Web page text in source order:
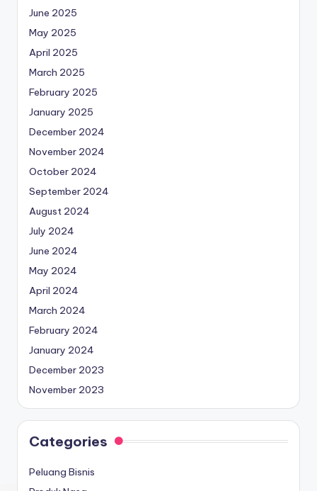
June 2025
May 2025
April 2025
March 2025
February 2025
January 2025
December 2024
November 2024
October 2024
September 2024
August 2024
July 2024
June 2024
May 2024
April 2024
March 2024
February 2024
January 2024
December 2023
November 2023
Categories
Peluang Bisnis